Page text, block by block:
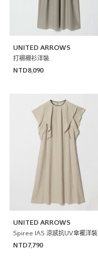
UNITED ARROWS
打褶襯衫洋裝
NTD8,090
UNITED ARROWS
Spiree IAS 涼感抗UV傘襬洋裝
NTD7,790